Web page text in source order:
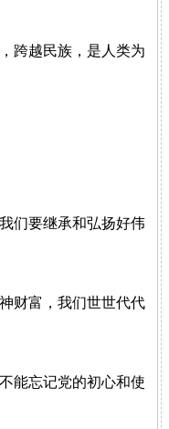
跨越民族，是人类为
们要继承和弘扬好伟
财富，我们世世代代
能忘记党的初心和使